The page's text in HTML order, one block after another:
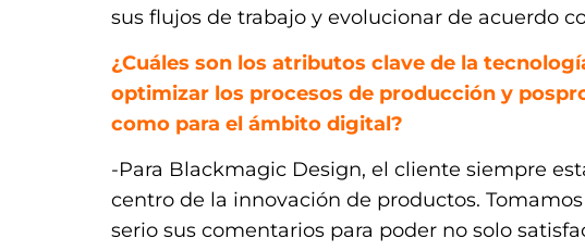
sus flujos de trabajo y evolucionar de acuerdo
¿Cuáles son los atributos clave de la
optimizar los procesos de producción y
como para el ámbito digital?
-Para Blackmagic Design, el cliente siempre
centro de la innovación de productos.
serio sus comentarios para poder no solo